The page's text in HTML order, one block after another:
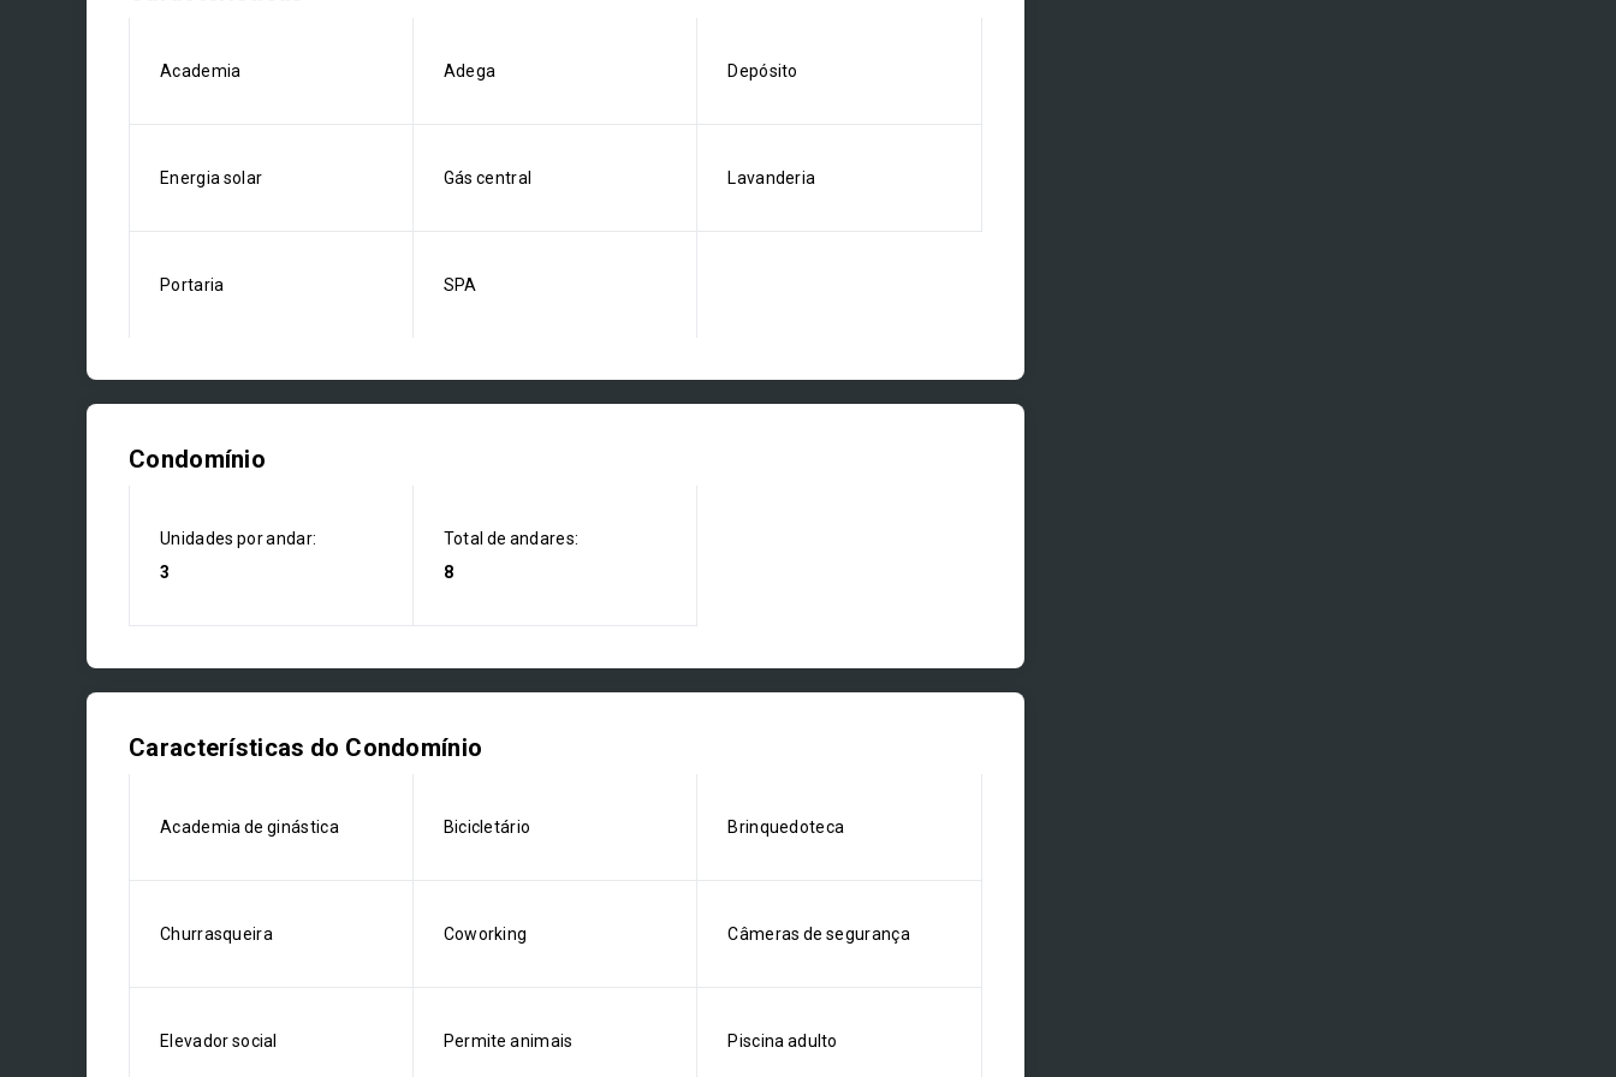
Academia Adega Depósito
Energia solar Gás central Lavanderia
Portaria SPA
Condomínio
Unidades por andar:
3
Total de andares:
8
Características do Condomínio
Academia de ginástica Bicicletário Brinquedoteca
Churrasqueira Coworking Câmeras de segurança
Elevador social Permite animais Piscina adulto